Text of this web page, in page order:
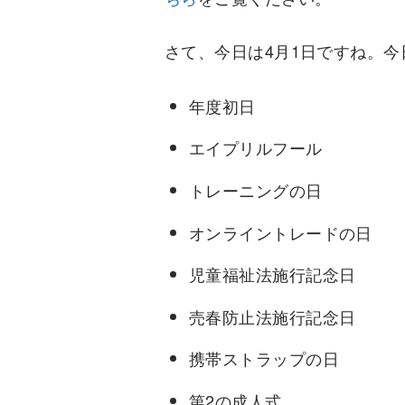
さて、今日は4月1日ですね。今
年度初日
エイプリルフール
トレーニングの日
オンライントレードの日
児童福祉法施行記念日
売春防止法施行記念日
携帯ストラップの日